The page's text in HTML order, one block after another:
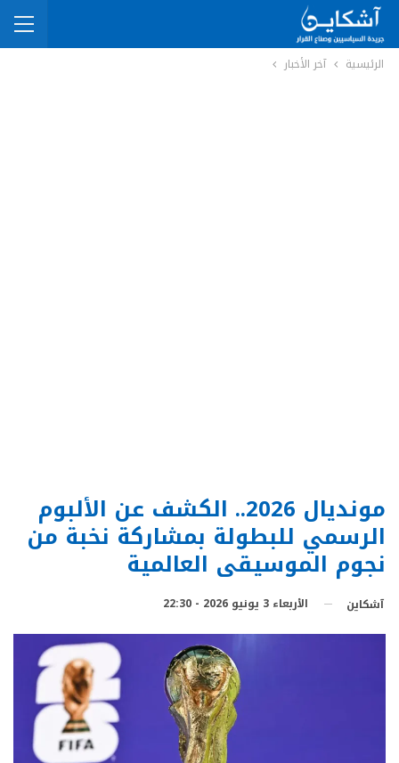
الرئيسية آخر الأخبار
مونديال 2026.. الكشف عن الألبوم
الرسمي للبطولة بمشاركة نخبة من
نجوم الموسيقى العالمية
آشكاين الأربعاء 3 يونيو 2026 - 22:30